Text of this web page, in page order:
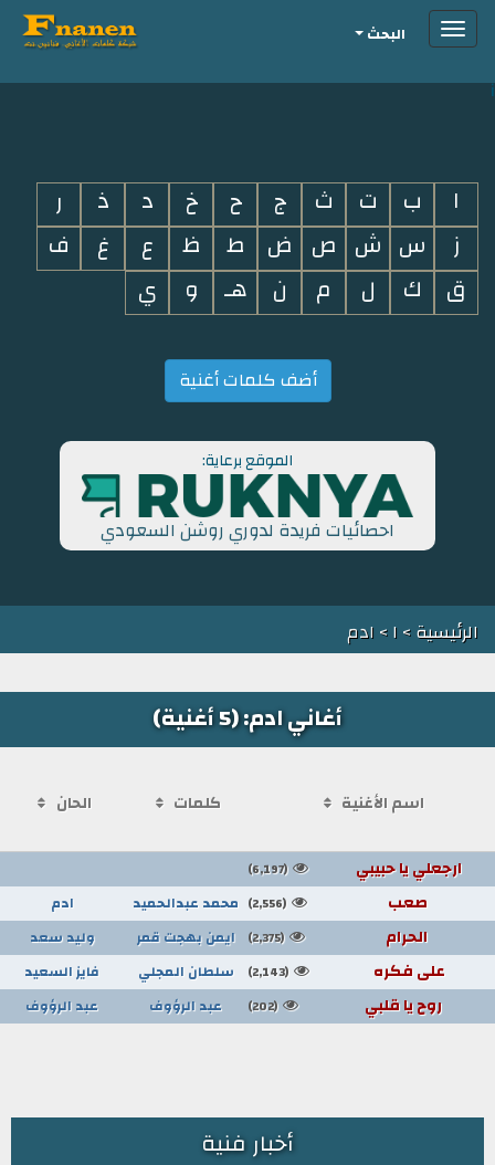
i
Toggleالبحث
ا ب ت ث ج ح خ د ذ
ر
ز
س ش ص ض ط ظ ع غ
ف
ق
ك ل م ن هـ و ي
أضف كلمات أغنية
الموقع برعاية:
احصائيات فريدة لدوري روشن السعودي
الرئيسية> ا> ادم
أغاني ادم: (5 أغنية)
اسم الأغنية كلمات الحان
ارجعلي يا حبيبي (6,197)
صعب (2,556) محمد عبدالحميد ادم
الحرام (2,375) ايمن بهجت قمر وليد سعد
على فكره (2,143) سلطان المجلي فايز السعيد
روح يا قلبي (202) عبد الرؤوف عبد الرؤوف
أخبار فنية